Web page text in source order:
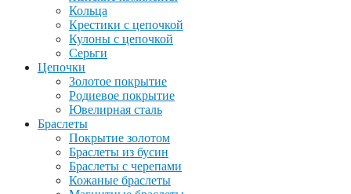
Кольца
Крестики с цепочкой
Кулоны с цепочкой
Серьги
Цепочки
Золотое покрытие
Родиевое покрытие
Ювелирная сталь
Браслеты
Покрытие золотом
Браслеты из бусин
Браслеты с черепами
Кожаные браслеты